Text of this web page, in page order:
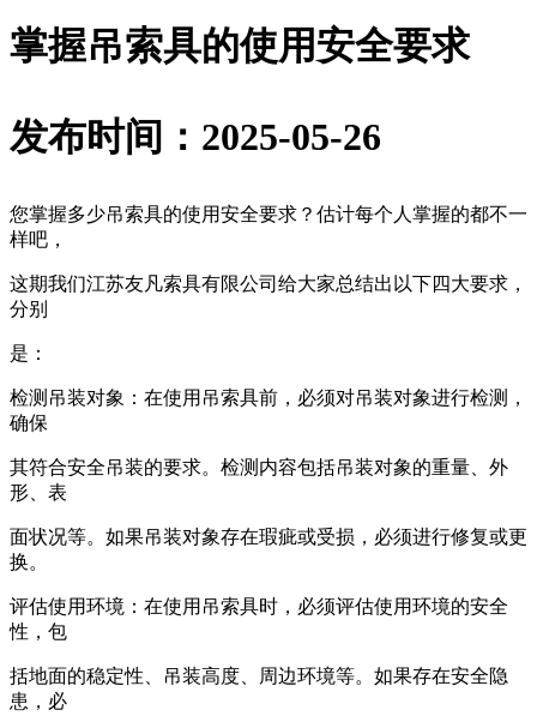
掌握吊索具的使用安全要求
发布时间：2025-05-26
您掌握多少吊索具的使用安全要求？估计每个人掌握的都不一
样吧，
这期我们江苏友凡索具有限公司给大家总结出以下四大要求，
分别
是：
检测吊装对象：在使用吊索具前，必须对吊装对象进行检测，
确保
其符合安全吊装的要求。检测内容包括吊装对象的重量、外
形、表
面状况等。如果吊装对象存在瑕疵或受损，必须进行修复或更
换。
评估使用环境：在使用吊索具时，必须评估使用环境的安全
性，包
括地面的稳定性、吊装高度、周边环境等。如果存在安全隐
患，必